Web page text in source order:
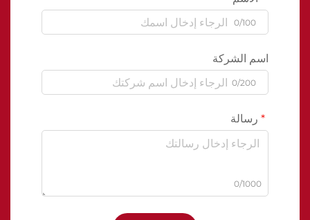
0/100
اسم الشركة
0/200
رسالة
0/1000